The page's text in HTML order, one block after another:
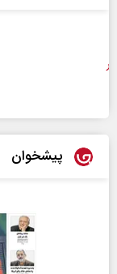
پیشخوان